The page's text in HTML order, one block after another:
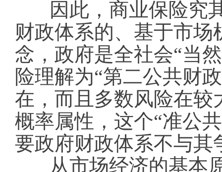
因此，商业保险究
财政体系的、基于市场
念，政府是全社会“当
险理解为“第二公共财
在，而且多数风险在较
概率属性，这个“准公
要政府财政体系不与其
从市场经济的基本